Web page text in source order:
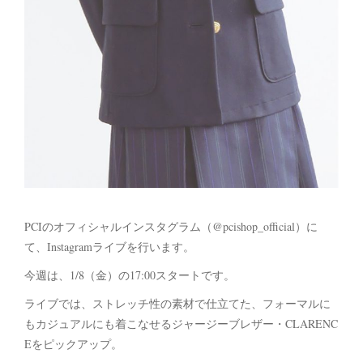
PCIのオフィシャルインスタグラム（@pcishop_official）に
て、Instagramライブを行います。
今週は、1/8（金）の17:00スタートです。
ライブでは、ストレッチ性の素材で仕立てた、フォーマルに
もカジュアルにも着こなせるジャージーブレザー・CLARENC
Eをピックアップ。